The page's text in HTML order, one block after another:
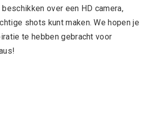
over een HD camera,
shots kunt maken. We hopen je
te hebben gebracht voor